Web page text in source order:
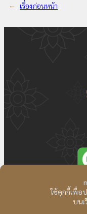
← เรื่องก่อนหน้า
ติด